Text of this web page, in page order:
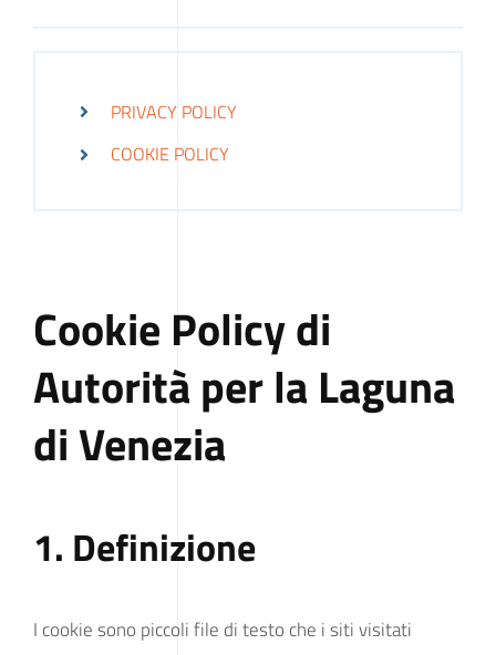
PRIVACY POLICY
COOKIE POLICY
Cookie Policy di
Autorità per la Laguna
di Venezia
1. Definizione
I cookie sono piccoli file di testo che i siti visitati